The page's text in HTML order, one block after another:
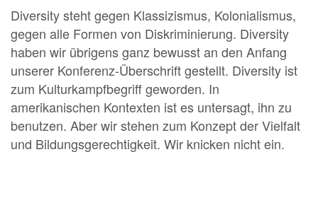
Diversity steht gegen Klassizismus, Kolonialismus,
gegen alle Formen von Diskriminierung. Diversity
haben wir übrigens ganz bewusst an den Anfang
unserer Konferenz-Überschrift gestellt. Diversity ist
zum Kulturkampfbegriff geworden. In
amerikanischen Kontexten ist es untersagt, ihn zu
benutzen. Aber wir stehen zum Konzept der Vielfalt
und Bildungsgerechtigkeit. Wir knicken nicht ein.